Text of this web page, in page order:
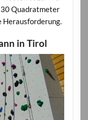
Quadratmeter
Herausforderung.
in Tirol